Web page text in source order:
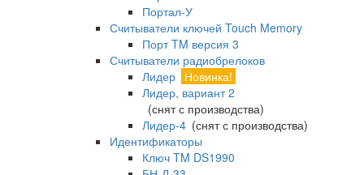
Портал-У
Считыватели ключей Touch Memory
Порт TM версия 3
Считыватели радиобрелоков
Лидер Новинка!
Лидер, вариант 2
(снят с производства)
Лидер-4 (снят с производства)
Идентификаторы
Ключ TM DS1990